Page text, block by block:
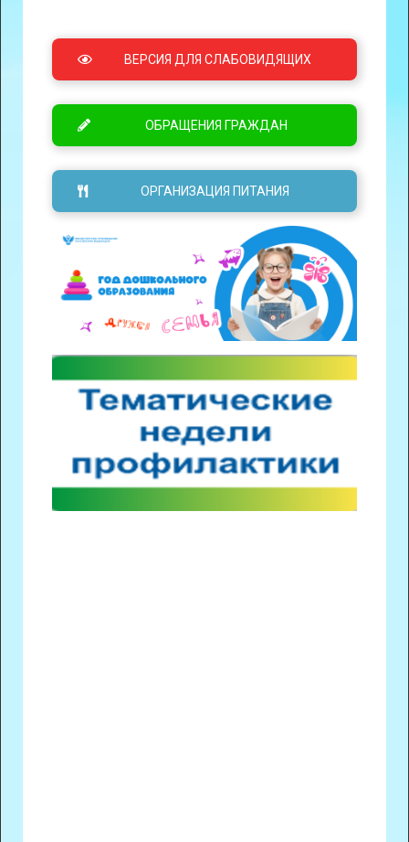
ВЕРСИЯ ДЛЯ СЛАБОВИДЯЩИХ
ОБРАЩЕНИЯ ГРАЖДАН
ОРГАНИЗАЦИЯ ПИТАНИЯ